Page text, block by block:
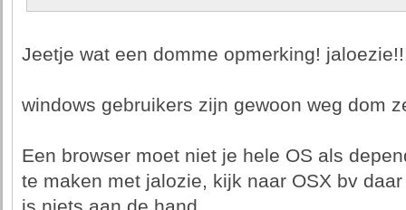
Jeetje wat een domme opmerking!
windows gebruikers zijn gewoon weg dom
Een browser moet niet je hele OS als
te maken met jalozie, kijk naar OSX bv